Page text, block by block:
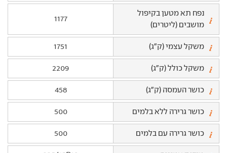
נפח תא מטען בקיפול
מושבים (ליטרים)
1177
משקל עצמי (ק"ג) 1751
משקל כולל (ק"ג) 2209
כושר העמסה (ק"ג) 458
כושר גרירה ללא בלמים 500
כושר גרירה עם בלמים 500